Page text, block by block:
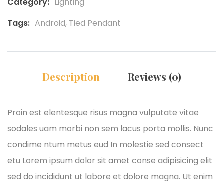
Tags: Android, Tied Pendant
Description Reviews (0)
Proin est elentesque risus magna vulputate vitae
sodales uam morbi non sem lacus porta mollis. Nunc
condime ntum metus eud In molestie sed consect
etu Lorem ipsum dolor sit amet conse adipisicing elit
sed do incididunt ut labore et dolore magna. Ut enim